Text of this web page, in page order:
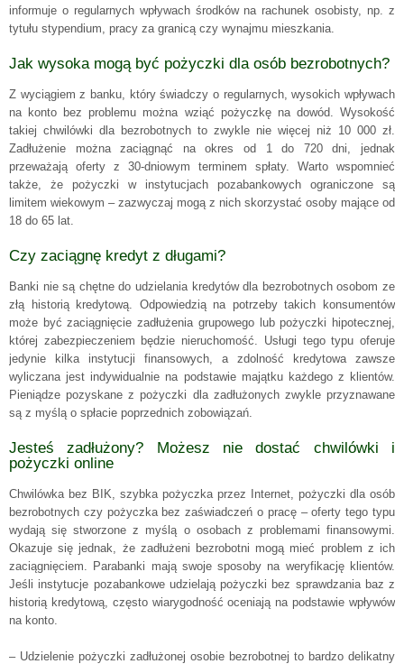
informuje o regularnych wpływach środków na rachunek osobisty, np. z
tytułu stypendium, pracy za granicą czy wynajmu mieszkania.
Jak wysoka mogą być pożyczki dla osób bezrobotnych?
Z wyciągiem z banku, który świadczy o regularnych, wysokich wpływach
na konto bez problemu można wziąć pożyczkę na dowód. Wysokość
takiej chwilówki dla bezrobotnych to zwykle nie więcej niż 10 000 zł.
Zadłużenie można zaciągnąć na okres od 1 do 720 dni, jednak
przeważają oferty z 30-dniowym terminem spłaty. Warto wspomnieć
także, że pożyczki w instytucjach pozabankowych ograniczone są
limitem wiekowym – zazwyczaj mogą z nich skorzystać osoby mające od
18 do 65 lat.
Czy zaciągnę kredyt z długami?
Banki nie są chętne do udzielania kredytów dla bezrobotnych osobom ze
złą historią kredytową. Odpowiedzią na potrzeby takich konsumentów
może być zaciągnięcie zadłużenia grupowego lub pożyczki hipotecznej,
której zabezpieczeniem będzie nieruchomość. Usługi tego typu oferuje
jedynie kilka instytucji finansowych, a zdolność kredytowa zawsze
wyliczana jest indywidualnie na podstawie majątku każdego z klientów.
Pieniądze pozyskane z pożyczki dla zadłużonych zwykle przyznawane
są z myślą o spłacie poprzednich zobowiązań.
Jesteś zadłużony? Możesz nie dostać chwilówki i
pożyczki online
Chwilówka bez BIK, szybka pożyczka przez Internet, pożyczki dla osób
bezrobotnych czy pożyczka bez zaświadczeń o pracę – oferty tego typu
wydają się stworzone z myślą o osobach z problemami finansowymi.
Okazuje się jednak, że zadłużeni bezrobotni mogą mieć problem z ich
zaciągnięciem. Parabanki mają swoje sposoby na weryfikację klientów.
Jeśli instytucje pozabankowe udzielają pożyczki bez sprawdzania baz z
historią kredytową, często wiarygodność oceniają na podstawie wpływów
na konto.
– Udzielenie pożyczki zadłużonej osobie bezrobotnej to bardzo delikatny